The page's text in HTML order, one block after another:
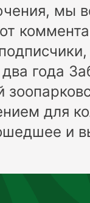
мы
года
для
и